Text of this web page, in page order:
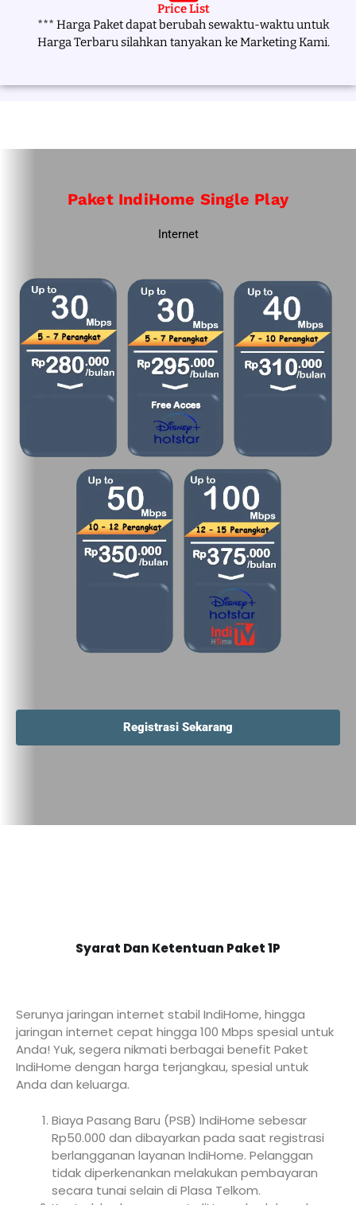
Price List
*** Harga Paket dapat berubah sewaktu-waktu untuk
Harga Terbaru silahkan tanyakan ke Marketing Kami.
Paket IndiHome Single Play
Internet
Registrasi Sekarang
Syarat Dan Ketentuan Paket 1P
Serunya jaringan internet stabil IndiHome, hingga
jaringan internet cepat hingga 100 Mbps spesial untuk
Anda! Yuk, segera nikmati berbagai benefit Paket
IndiHome dengan harga terjangkau, spesial untuk
Anda dan keluarga.
Biaya Pasang Baru (PSB) IndiHome sebesar
Rp50.000 dan dibayarkan pada saat registrasi
berlangganan layanan IndiHome. Pelanggan
tidak diperkenankan melakukan pembayaran
secara tunai selain di Plasa Telkom.